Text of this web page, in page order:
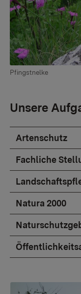
Pfingstnelke
Unsere
Artenschutz
Fachliche
Natura 2000